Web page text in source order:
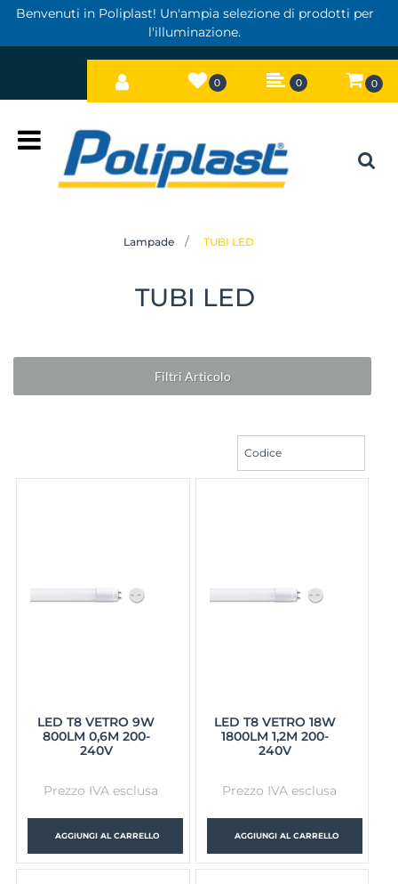
Benvenuti in Poliplast! Un'ampia selezione di prodotti per
l'illuminazione.
0 0 0
Lampade TUBI LED
TUBI LED
Filtri Articolo
LED T8 VETRO 9W
800LM 0,6M 200-
240V
Prezzo IVA esclusa
AGGIUNGI AL CARRELLO
LED T8 VETRO 18W
1800LM 1,2M 200-
240V
Prezzo IVA esclusa
AGGIUNGI AL CARRELLO